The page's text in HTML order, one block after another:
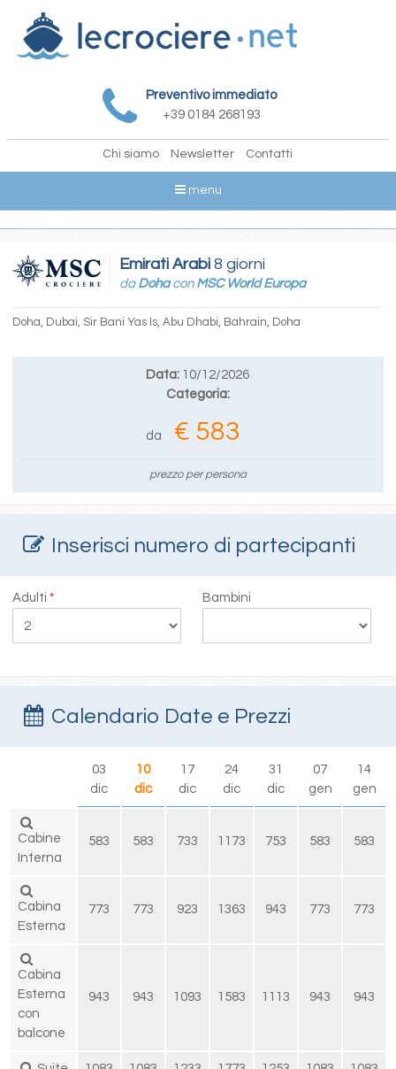
Preventivo immediato
+39 0184 268193
Chi siamo Newsletter Contatti
menu
Emirati Arabi8 giorni
da Dohacon MSC World Europa
Doha, Dubai, Sir Bani Yas Is, Abu Dhabi, Bahrain, Doha
Data: 10/12/2026
Categoria:
da € 583
prezzo per persona
Inserisci numero di partecipanti
Adulti* Bambini
Calendario Date e Prezzi
03
dic
10
dic
17
dic
24
dic
31
dic
07
gen
14
gen
Cabine
Interna
583 583 733 1173 753 583 583
Cabina
Esterna
773 773 923 1363 943 773 773
Cabina
Esterna
con
balcone
943 943 1093 1583 1113 943 943